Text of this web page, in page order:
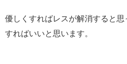
優しくすればレスが解消すると思
すればいいと思います。